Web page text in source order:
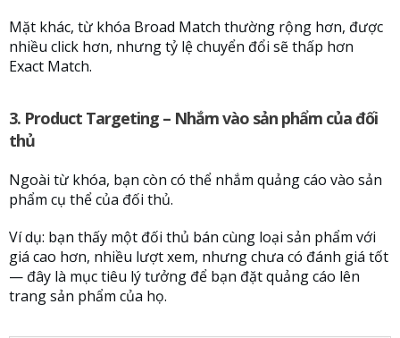
Mặt khác, từ khóa Broad Match thường rộng hơn, được
nhiều click hơn, nhưng tỷ lệ chuyển đổi sẽ thấp hơn
Exact Match.
3. Product Targeting – Nhắm vào sản phẩm của đối
thủ
Ngoài từ khóa, bạn còn có thể nhắm quảng cáo vào sản
phẩm cụ thể của đối thủ.
Ví dụ: bạn thấy một đối thủ bán cùng loại sản phẩm với
giá cao hơn, nhiều lượt xem, nhưng chưa có đánh giá tốt
— đây là mục tiêu lý tưởng để bạn đặt quảng cáo lên
trang sản phẩm của họ.